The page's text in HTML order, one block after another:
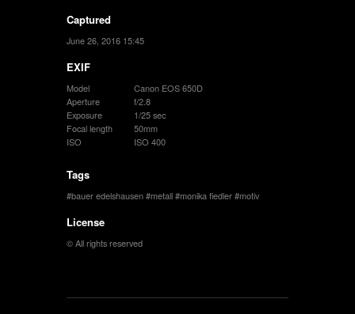
Captured
June 26, 2016 15:45
EXIF
Model
Canon EOS 650D
Aperture
f/2.8
Exposure
1/25 sec
Focal length
50mm
ISO
ISO 400
Tags
bauer edelshausen metall monika fiedler motiv
License
© All rights reserved